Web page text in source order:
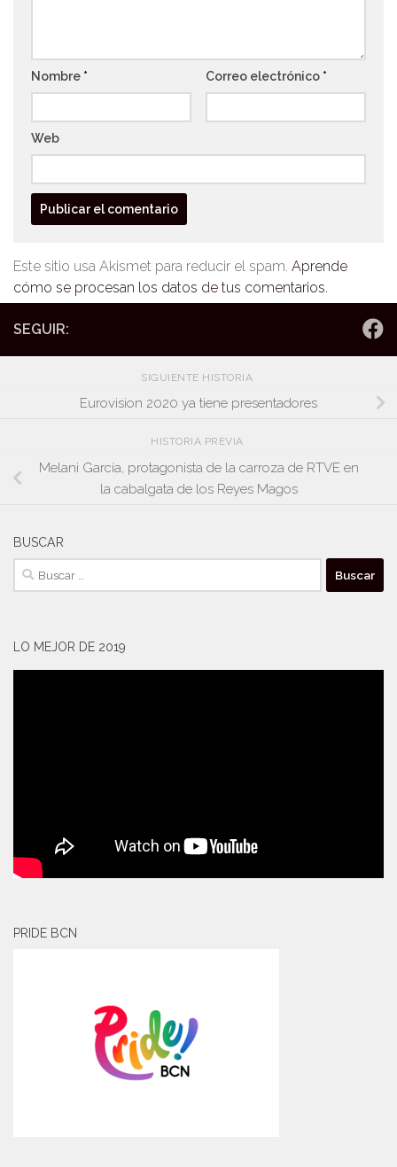
Nombre * Correo electrónico *
Web
Este sitio usa Akismet para reducir el spam. Aprende
cómo se procesan los datos de tus comentarios.
SEGUIR:
SIGUIENTE HISTORIA
Eurovision 2020 ya tiene presentadores
HISTORIA PREVIA
Melani García, protagonista de la carroza de RTVE en
la cabalgata de los Reyes Magos
BUSCAR
Buscar:
LO MEJOR DE 2019
PRIDE BCN